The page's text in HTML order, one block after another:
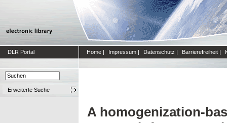
DLR Portal Home | Impressum | Datenschutz | Barrierefreiheit |
Erweiterte Suche
A homogenization-